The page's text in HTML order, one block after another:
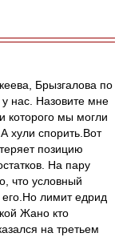
Брызгалова по
нас. Назовите мне
которого мы могли
хули спорить.Вот
позицию
На пару
что условный
лимит едрид
Жано кто
на третьем